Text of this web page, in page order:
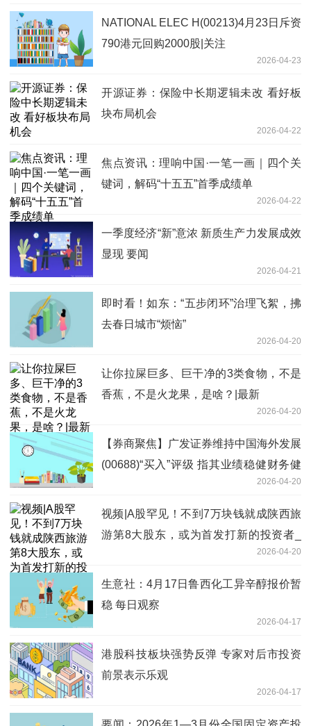
NATIONAL ELEC H(00213)4月23日斥资
790港元回购2000股|关注
2026-04-23
开源证券：保险中长期逻辑未改 看好板
块布局机会
2026-04-22
焦点资讯：理响中国·一笔一画｜四个关
键词，解码“十五五”首季成绩单
2026-04-22
一季度经济“新”意浓 新质生产力发展成效
显现 要闻
2026-04-21
即时看！如东：“五步闭环”治理飞絮，拂
去春日城市“烦恼”
2026-04-20
让你拉屎巨多、巨干净的3类食物，不是
香蕉，不是火龙果，是啥？|最新
2026-04-20
【券商聚焦】广发证券维持中国海外发展
(00688)“买入”评级 指其业绩稳健财务健
2026-04-20
视频|A股罕见！不到7万块钱就成陕西旅
游第8大股东，或为首发打新的投资者_
2026-04-20
生意社：4月17日鲁西化工异辛醇报价暂
稳 每日观察
2026-04-17
港股科技板块强势反弹 专家对后市投资
前景表示乐观
2026-04-17